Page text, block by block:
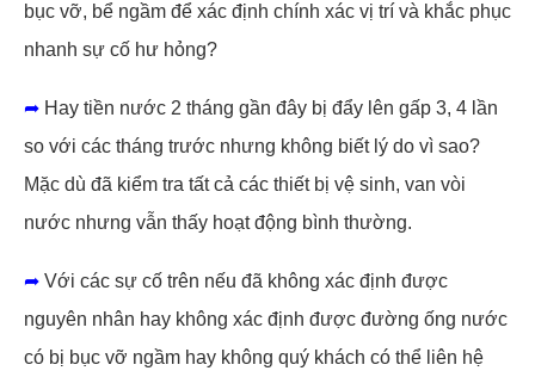
bục vỡ, bể ngầm để xác định chính xác vị trí và khắc phục
nhanh sự cố hư hỏng?
➦ Hay tiền nước 2 tháng gần đây bị đẩy lên gấp 3, 4 lần
so với các tháng trước nhưng không biết lý do vì sao?
Mặc dù đã kiểm tra tất cả các thiết bị vệ sinh, van vòi
nước nhưng vẫn thấy hoạt động bình thường.
➦ Với các sự cố trên nếu đã không xác định được
nguyên nhân hay không xác định được đường ống nước
có bị bục vỡ ngầm hay không quý khách có thể liên hệ